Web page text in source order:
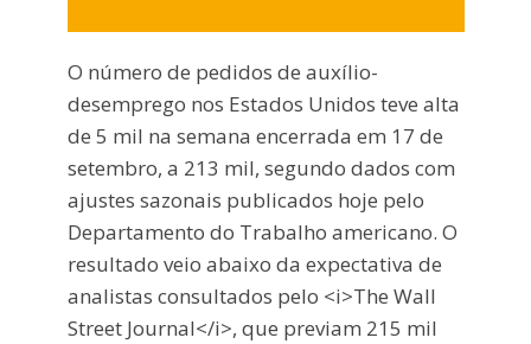
O número de pedidos de auxílio-
desemprego nos Estados Unidos teve alta
de 5 mil na semana encerrada em 17 de
setembro, a 213 mil, segundo dados com
ajustes sazonais publicados hoje pelo
Departamento do Trabalho americano. O
resultado veio abaixo da expectativa de
analistas consultados pelo <i>The Wall
Street Journal</i>, que previam 215 mil